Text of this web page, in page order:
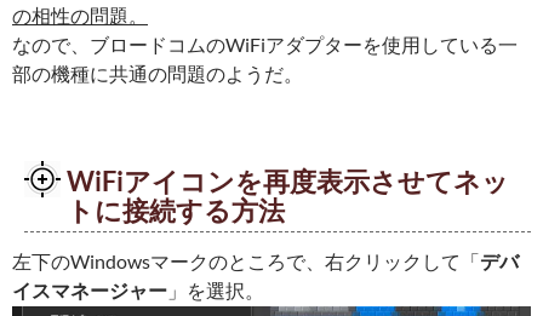
の相性の問題。
なので、ブロードコムのWiFiアダプターを使用している一
部の機種に共通の問題のようだ。
WiFiアイコンを再度表示させてネッ
トに接続する方法
左下のWindowsマークのところで、右クリックして「デバ
イスマネージャー 」を選択。